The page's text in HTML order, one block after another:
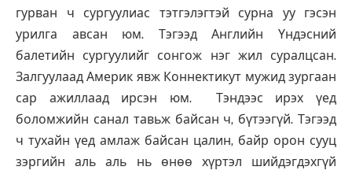
гурван ч сургуулиас тэтгэлэгтэй сурна уу гэсэн
урилга авсан юм. Тэгээд Английн Үндэсний
балетийн сургуулийг сонгож нэг жил суралцсан.
Залгуулаад Америк явж Коннектикут мужид зургаан
сар ажиллаад ирсэн юм. Тэндээс ирэх үед
боломжийн санал тавьж байсан ч, бүтээгүй. Тэгээд
ч тухайн үед амлаж байсан цалин, байр орон сууц
зэргийн аль аль нь өнөө хүртэл шийдэгдэхгүй